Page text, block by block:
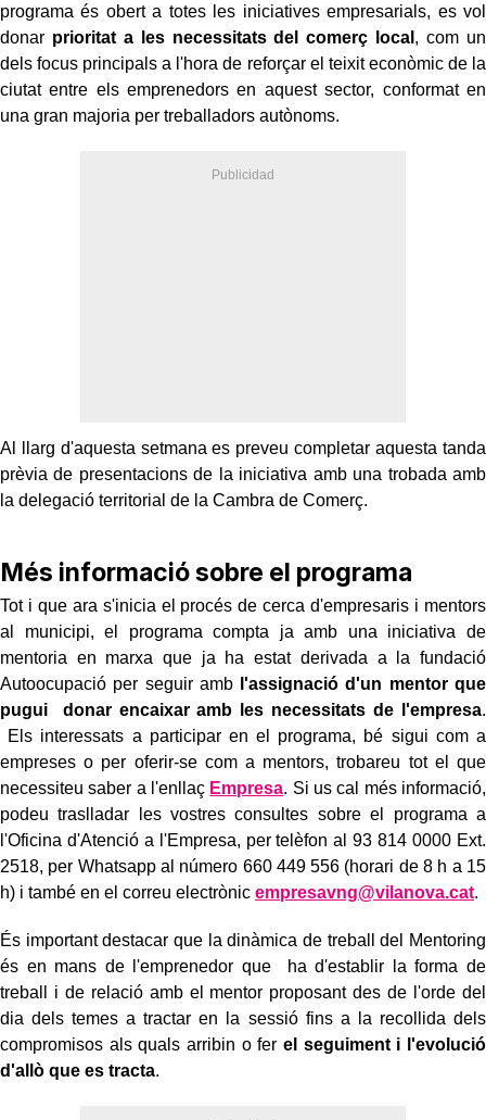
programa és obert a totes les iniciatives empresarials, es vol
donar prioritat a les necessitats del comerç local , com un
dels focus principals a l'hora de reforçar el teixit econòmic de la
ciutat entre els emprenedors en aquest sector, conformat en
una gran majoria per treballadors autònoms.
Al llarg d'aquesta setmana es preveu completar aquesta tanda
prèvia de presentacions de la iniciativa amb una trobada amb
la delegació territorial de la Cambra de Comerç.
Més informació sobre el programa
Tot i que ara s'inicia el procés de cerca d'empresaris i mentors
al municipi, el programa compta ja amb una iniciativa de
mentoria en marxa que ja ha estat derivada a la fundació
Autoocupació per seguir amb l'assignació d'un mentor que
pugui donar encaixar amb les necessitats de l'empresa.
Els interessats a participar en el programa, bé sigui com a
empreses o per oferir-se com a mentors, trobareu tot el que
necessiteu saber a l'enllaç Empresa. Si us cal més informació,
podeu traslladar les vostres consultes sobre el programa a
l'Oficina d'Atenció a l'Empresa, per telèfon al 93 814 0000 Ext.
2518, per Whatsapp al número 660 449 556 (horari de 8 h a 15
h) i també en el correu electrònic empresavng@vilanova.cat.
És important destacar que la dinàmica de treball del Mentoring
és en mans de l'emprenedor que ha d'establir la forma de
treball i de relació amb el mentor proposant des de l'orde del
dia dels temes a tractar en la sessió fins a la recollida dels
compromisos als quals arribin o fer el seguiment i l'evolució
d'allò que es tracta.